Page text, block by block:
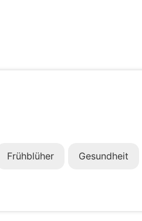
Frühblüher Gesundheit